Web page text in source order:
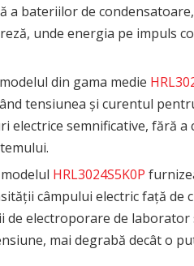
a bateriilor de
unde energia pe impuls
din gama medie
tensiunea și curentul
electrice semnificative, fără a
HRL3024S5K0P
câmpului electric față de
de electroporare de
mai degrabă decât o